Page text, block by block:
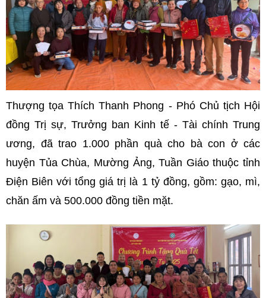
Thượng tọa Thích Thanh Phong - Phó Chủ tịch Hội
đồng Trị sự, Trưởng ban Kinh tế - Tài chính Trung
ương, đã trao 1.000 phần quà cho bà con ở các
huyện Tủa Chùa, Mường Ảng, Tuần Giáo thuộc tỉnh
Điện Biên với tổng giá trị là 1 tỷ đồng, gồm: gạo, mì,
chăn ấm và 500.000 đồng tiền mặt.